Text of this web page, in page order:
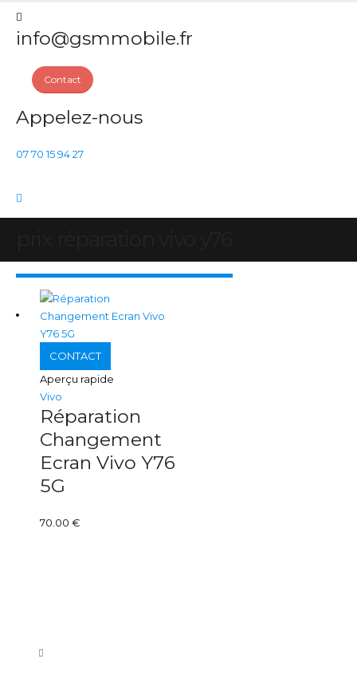
info@gsmmobile.fr
Contact
Appelez-nous
07 70 15 94 27
CONTACT
Aperçu rapide
Vivo
Réparation
Changement
Ecran Vivo Y76
5G
70.00 €